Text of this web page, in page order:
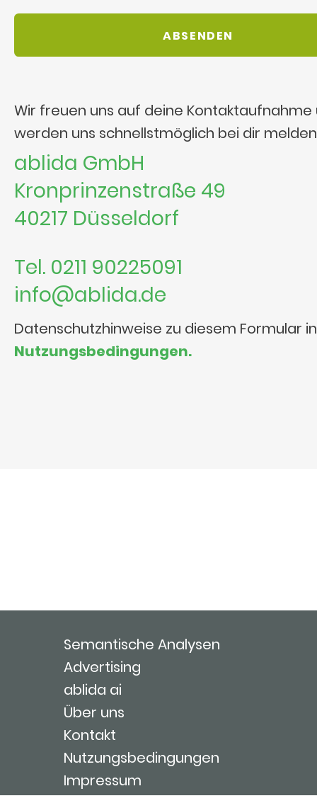
Wir freuen uns auf deine Kontaktaufnahme
werden uns schnellstmöglich bei dir
ablida GmbH
Kronprinzenstraße 49
40217 Düsseldorf
Tel. 0211 90225091
info@ablida.de
Datenschutzhinweise zu diesem Formular
Nutzungsbedingungen.
Semantische Analysen
Advertising
ablida ai
Über uns
Kontakt
Nutzungsbedingungen
Impressum